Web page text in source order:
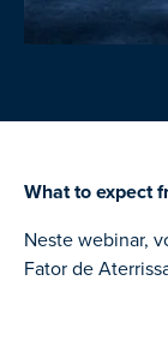
What to expect
Neste webinar,
Fator de